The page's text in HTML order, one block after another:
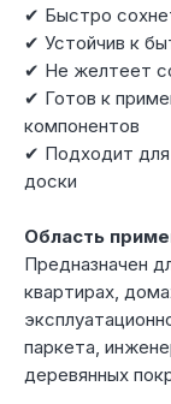
✔ Быстро
✔ Устойчив к
✔ Не желтеет
✔ Готов к
компонентов
✔ Подходит для
доски
Область
Предназначен
квартирах,
паркета,
деревянных